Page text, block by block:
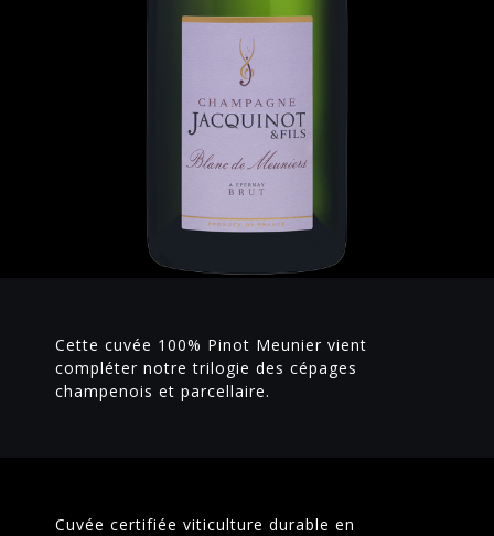
Cette cuvée 100% Pinot Meunier vient
compléter notre trilogie des cépages
champenois et parcellaire.
Cuvée certifiée viticulture durable en